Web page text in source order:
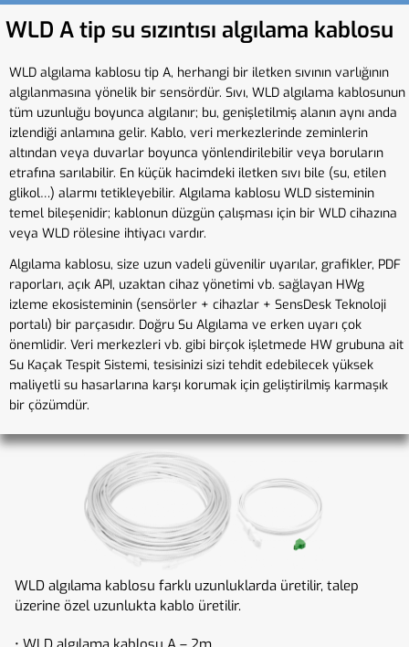
WLD A tip su sızıntısı algılama kablosu
WLD algılama kablosu tip A, herhangi bir iletken sıvının varlığının
algılanmasına yönelik bir sensördür. Sıvı, WLD algılama kablosunun
tüm uzunluğu boyunca algılanır; bu, genişletilmiş alanın aynı anda
izlendiği anlamına gelir. Kablo, veri merkezlerinde zeminlerin
altından veya duvarlar boyunca yönlendirilebilir veya boruların
etrafına sarılabilir. En küçük hacimdeki iletken sıvı bile (su, etilen
glikol…) alarmı tetikleyebilir. Algılama kablosu WLD sisteminin
temel bileşenidir; kablonun düzgün çalışması için bir WLD cihazına
veya WLD rölesine ihtiyacı vardır.
Algılama kablosu, size uzun vadeli güvenilir uyarılar, grafikler, PDF
raporları, açık API, uzaktan cihaz yönetimi vb. sağlayan HWg
izleme ekosisteminin (sensörler + cihazlar + SensDesk Teknoloji
portalı) bir parçasıdır. Doğru Su Algılama ve erken uyarı çok
önemlidir. Veri merkezleri vb. gibi birçok işletmede HW grubuna ait
Su Kaçak Tespit Sistemi, tesisinizi sizi tehdit edebilecek yüksek
maliyetli su hasarlarına karşı korumak için geliştirilmiş karmaşık
bir çözümdür.
WLD algılama kablosu farklı uzunluklarda üretilir, talep
üzerine özel uzunlukta kablo üretilir.